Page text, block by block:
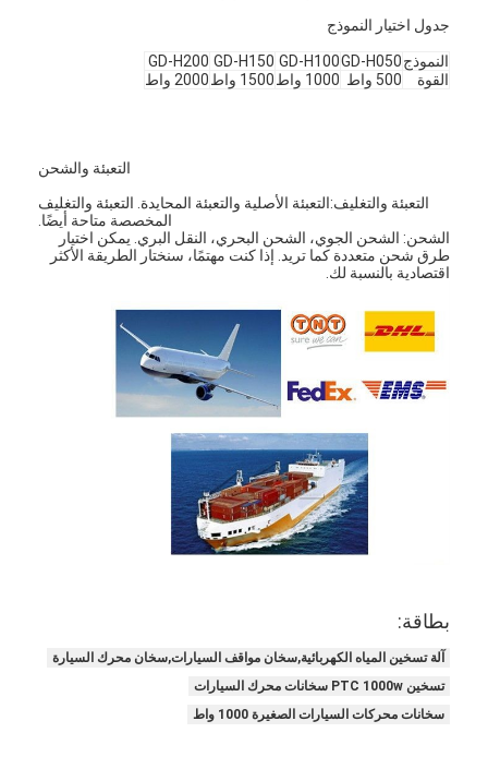
اتصل بنا
جدول اختيار النموذج
النموذجGD-H050
GD-H100
GD-H150
GD-H200
القوة
500 واط 1000 واط 1500 واط 2000 واط
التعبئة والشحن
التعبئة والتغليف:التعبئة الأصلية والتعبئة المحايدة. التعبئة والتغليف
المخصصة متاحة أيضًا.
الشحن: الشحن الجوي، الشحن البحري، النقل البري. يمكن اختيار
طرق شحن متعددة كما تريد. إذا كنت مهتمًا، سنختار الطريقة الأكثر
اقتصادية بالنسبة لك.
بطاقة:
آلة تسخين المياه الكهربائية,سخان مواقف السيارات,سخان محرك السيارة
تسخين PTC 1000w سخانات محرك السيارات
سخانات محركات السيارات الصغيرة 1000 واط